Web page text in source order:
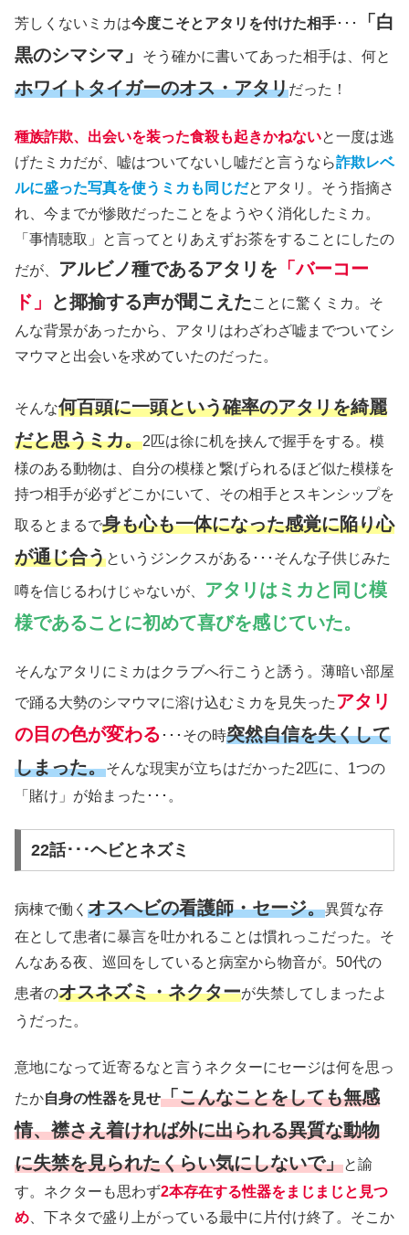
芳しくないミカは今度こそとアタリを付けた相手･･･
「白
黒のシマシマ」
そう確かに書いてあった相手は、何と
ホワイトタイガーのオス・アタリだった！
種族詐欺、出会いを装った食殺も起きかねないと一度は逃
げたミカだが、嘘はついてないし嘘だと言うなら詐欺レベ
ルに盛った写真を使うミカも同じだとアタリ。そう指摘さ
れ、今までが惨敗だったことをようやく消化したミカ。
「事情聴取」と言ってとりあえずお茶をすることにしたの
だが、
アルビノ種であるアタリを 「バーコー
ド」
と揶揄する声が聞こえたことに驚くミカ。そ
んな背景があったから、アタリはわざわざ嘘までついてシ
マウマと出会いを求めていたのだった。
そんな何百頭に一頭という確率のアタリを綺麗
だと思うミカ。2匹は徐に机を挟んで握手をする。模
様のある動物は、自分の模様と繋げられるほど似た模様を
持つ相手が必ずどこかにいて、その相手とスキンシップを
取るとまるで身も心も一体になった感覚に陥り心
が通じ合うというジンクスがある･･･そんな子供じみた
噂を信じるわけじゃないが、
アタリはミカと同じ模
様であることに初めて喜びを感じていた。
そんなアタリにミカはクラブへ行こうと誘う。薄暗い部屋
で踊る大勢のシマウマに溶け込むミカを見失った アタリ
の目の色が変わる ･･･その時突然自信を失くして
しまった。そんな現実が立ちはだかった2匹に、1つの
「賭け」が始まった･･･。
22話･･･ヘビとネズミ
病棟で働く オスヘビの看護師・セージ。異質な存
在として患者に暴言を吐かれることは慣れっこだった。そ
んなある夜、巡回をしていると病室から物音が。50代の
患者のオスネズミ・ネクターが失禁してしまったよ
うだった。
意地になって近寄るなと言うネクターにセージは何を思っ
たか自身の性器を見せ「こんなことをしても無感
情、襟さえ着ければ外に出られる異質な動物
に失禁を見られたくらい気にしないで」と諭
す。ネクターも思わず2本存在する性器をまじまじと見つ
め 、下ネタで盛り上がっている最中に片付け終了。そこか